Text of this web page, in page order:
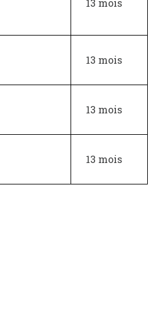
13 mois
13 mois
13 mois
13 mois